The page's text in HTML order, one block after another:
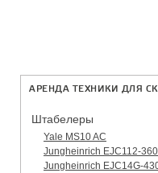
АРЕНДА ТЕХНИКИ ДЛЯ
Штабелеры
Yale MS10 AC
Jungheinrich EJC112-
Jungheinrich EJC14G-